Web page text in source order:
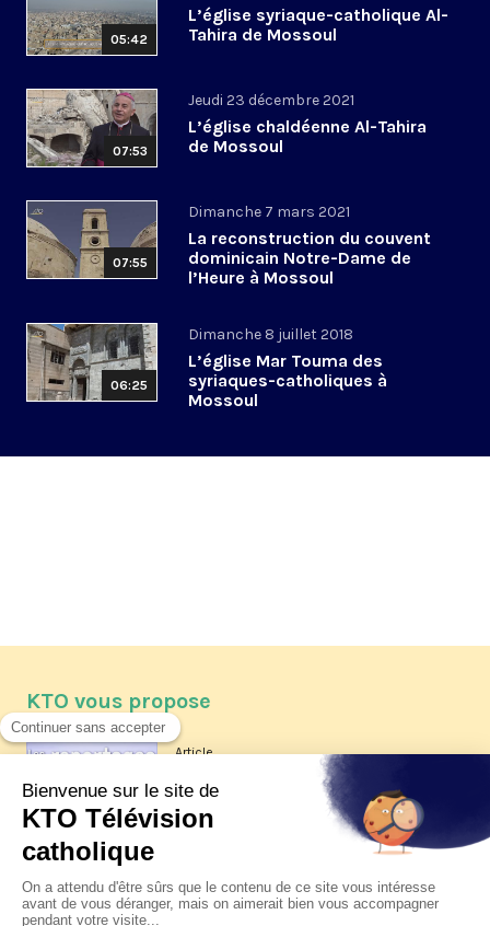
05:42
L’église syriaque-catholique Al-
Tahira de Mossoul
07:53
Jeudi 23 décembre 2021
L’église chaldéenne Al-Tahira
de Mossoul
07:55
Dimanche 7 mars 2021
La reconstruction du couvent
dominicain Notre-Dame de
l’Heure à Mossoul
06:25
Dimanche 8 juillet 2018
L’église Mar Touma des
syriaques-catholiques à
Mossoul
KTO vous propose
Article
Les reportages d'été 2026 de KTO
La visite pastorale du pape Léon
XIV à Assise à suivre sur KTO le
jeudi 6 août